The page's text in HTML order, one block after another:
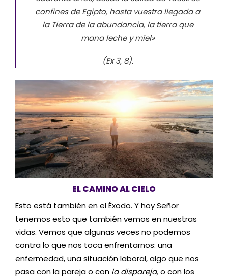
confines de Egipto, hasta vuestra llegada a
la Tierra de la abundancia, la tierra que
mana leche y miel»
(Ex 3, 8).
EL CAMINO AL CIELO
Esto está también en el Éxodo. Y hoy Señor
tenemos esto que también vemos en nuestras
vidas. Vemos que algunas veces no podemos
contra lo que nos toca enfrentarnos: una
enfermedad, una situación laboral, algo que nos
pasa con la pareja o con la dispareja,o con los